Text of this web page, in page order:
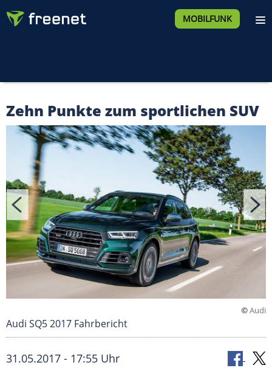
MOBILFUNK
Zehn Punkte zum sportlichen SUV
©Audi
Audi SQ5 2017 Fahrbericht
31.05.2017 - 17:55 Uhr